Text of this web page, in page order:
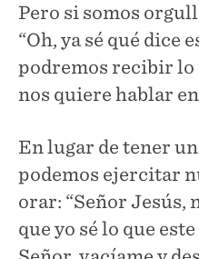
Pero si somos
“Oh, ya sé qué dice
podremos recibir lo
nos quiere hablar
En lugar de tener
podemos ejercitar
orar: “Señor Jesús,
que yo sé lo que